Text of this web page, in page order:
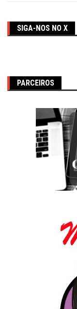
SIGA-NOS NO X
PARCEIROS